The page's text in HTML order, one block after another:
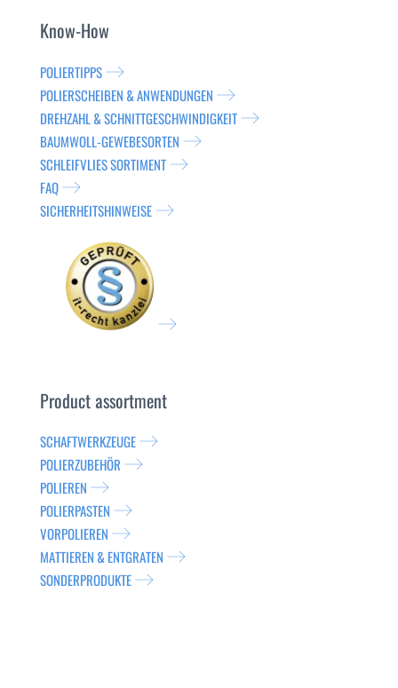
Know-How
POLIERTIPPS
POLIERSCHEIBEN & ANWENDUNGEN
DREHZAHL & SCHNITTGESCHWINDIGKEIT
BAUMWOLL-GEWEBESORTEN
SCHLEIFVLIES SORTIMENT
FAQ
SICHERHEITSHINWEISE
Product assortment
SCHAFTWERKZEUGE
POLIERZUBEHÖR
POLIEREN
POLIERPASTEN
VORPOLIEREN
MATTIEREN & ENTGRATEN
SONDERPRODUKTE